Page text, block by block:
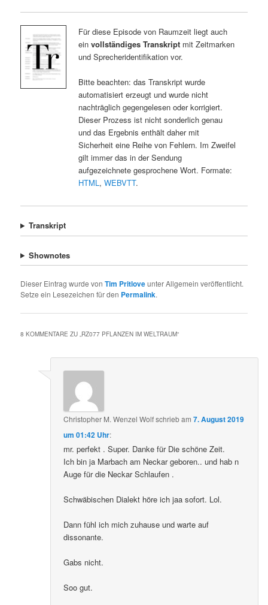
Für diese Episode von Raumzeit liegt auch
ein vollständiges Transkriptmit Zeitmarken
und Sprecheridentifikation vor.
Bitte beachten: das Transkript wurde
automatisiert erzeugt und wurde nicht
nachträglich gegengelesen oder korrigiert.
Dieser Prozess ist nicht sonderlich genau
und das Ergebnis enthält daher mit
Sicherheit eine Reihe von Fehlern. Im Zweifel
gilt immer das in der Sendung
aufgezeichnete gesprochene Wort. Formate:
HTML, WEBVTT.
Transkript
Shownotes
Dieser Eintrag wurde vonTim Pritloveunter Allgemein veröffentlicht.
Setze ein Lesezeichen für den Permalink.
8 KOMMENTARE ZU „ RZ077 PFLANZEN IM WELTRAUM“
Christopher M. Wenzel Wolfschriebam7. August 2019
um 01:42 Uhr:
mr. perfekt . Super. Danke für Die schöne Zeit.
Ich bin ja Marbach am Neckar geboren.. und hab n
Auge für die Neckar Schlaufen .
Schwäbischen Dialekt höre ich jaa sofort. Lol.
Dann fühl ich mich zuhause und warte auf
dissonante.
Gabs nicht.
Soo gut.